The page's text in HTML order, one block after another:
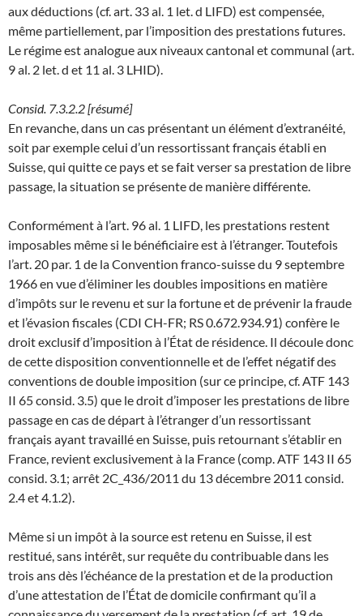
aux déductions (cf. art. 33 al. 1 let. d LIFD) est compensée,
même partiellement, par l’imposition des prestations futures.
Le régime est analogue aux niveaux cantonal et communal (art.
9 al. 2 let. d et 11 al. 3 LHID).
Consid. 7.3.2.2 [résumé]
En revanche, dans un cas présentant un élément d’extranéité,
soit par exemple celui d’un ressortissant français établi en
Suisse, qui quitte ce pays et se fait verser sa prestation de libre
passage, la situation se présente de manière différente.
Conformément à l’art. 96 al. 1 LIFD, les prestations restent
imposables même si le bénéficiaire est à l’étranger. Toutefois
l’art. 20 par. 1 de la Convention franco-suisse du 9 septembre
1966 en vue d’éliminer les doubles impositions en matière
d’impôts sur le revenu et sur la fortune et de prévenir la fraude
et l’évasion fiscales (CDI CH-FR; RS 0.672.934.91) confère le
droit exclusif d’imposition à l’État de résidence. Il découle donc
de cette disposition conventionnelle et de l’effet négatif des
conventions de double imposition (sur ce principe, cf. ATF 143
II 65 consid. 3.5) que le droit d’imposer les prestations de libre
passage en cas de départ à l’étranger d’un ressortissant
français ayant travaillé en Suisse, puis retournant s’établir en
France, revient exclusivement à la France (comp. ATF 143 II 65
consid. 3.1; arrêt 2C_436/2011 du 13 décembre 2011 consid.
2.4 et 4.1.2).
Même si un impôt à la source est retenu en Suisse, il est
restitué, sans intérêt, sur requête du contribuable dans les
trois ans dès l’échéance de la prestation et de la production
d’une attestation de l’État de domicile confirmant qu’il a